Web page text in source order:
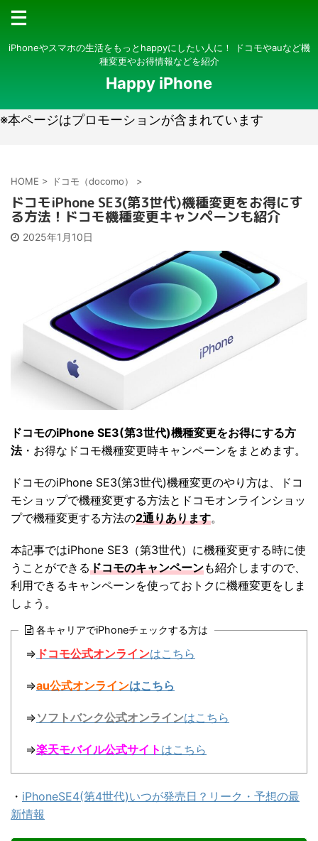
iPhoneやスマホの生活をもっとhappyにしたい人に！ ドコモやauなど機
種変更やお得情報などを紹介
Happy iPhone
※本ページはプロモーションが含まれています
HOME > ドコモ（docomo） >
ドコモiPhone SE3(第3世代)機種変更をお得にす
る方法！ドコモ機種変更キャンペーンも紹介
2025年1月10日
ドコモのiPhone SE3(第3世代)機種変更をお得にする方
法・お得なドコモ機種変更時キャンペーンをまとめます。
ドコモのiPhone SE3(第3世代)機種変更のやり方は、ドコ
モショップで機種変更する方法とドコモオンラインショッ
プで機種変更する方法の2通りあります。
本記事ではiPhone SE3（第3世代）に機種変更する時に使
うことができるドコモのキャンペーンも紹介しますので、
利用できるキャンペーンを使っておトクに機種変更をしま
しょう。
各キャリアでiPhoneチェックする方は
⇒ ドコモ公式オンラインはこちら
⇒au公式オンラインはこちら
⇒ソフトバンク公式オンラインはこちら
⇒楽天モバイル公式サイト はこちら
・ iPhoneSE4(第4世代)いつが発売日？リーク・予想の最
新情報